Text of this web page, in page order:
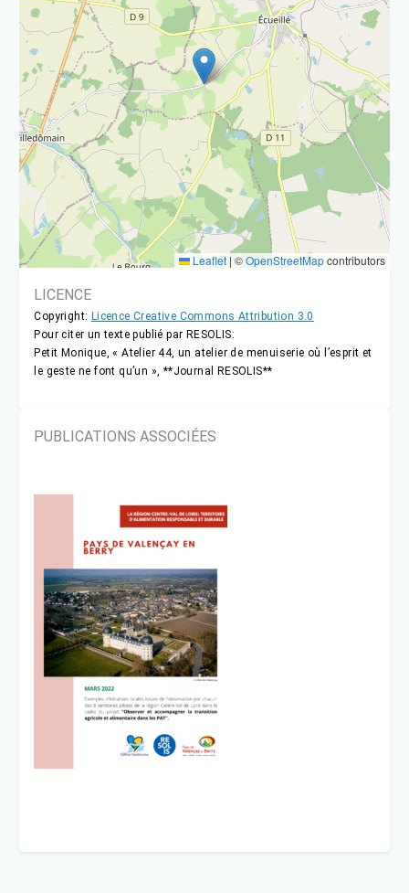
Leaflet | ©OpenStreetMapcontributors
LICENCE
Copyright: Licence Creative Commons Attribution 3.0
Pour citer un texte publié par RESOLIS:
Petit Monique, « Atelier 44, un atelier de menuiserie où l’esprit et
le geste ne font qu’un », **Journal RESOLIS**
PUBLICATIONS ASSOCIÉES